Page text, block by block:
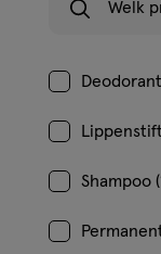
Lippenstift
Shampoo